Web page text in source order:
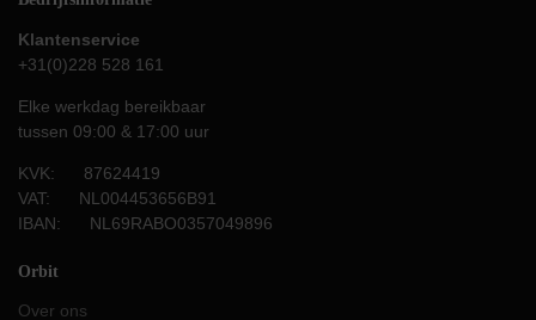
Klantenservice
+31(0)228 528 161
Elke werkdag bereikbaar
tussen 09:00 & 17:00 uur
KVK: 87624419
VAT: NL004453656B91
IBAN: NL69RABO0357049896
Orbit
Over ons